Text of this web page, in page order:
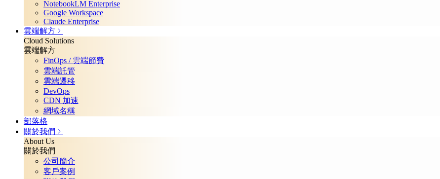
NotebookLM Enterprise
Google Workspace
Claude Enterprise
雲端解方
Cloud Solutions
雲端解方
FinOps / 雲端節費
雲端託管
雲端遷移
DevOps
CDN 加速
網域名稱
部落格
關於我們
About Us
關於我們
公司簡介
客戶案例